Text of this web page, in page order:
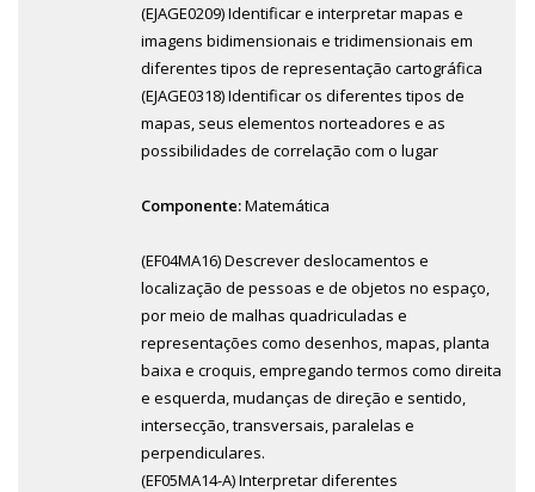
(EJAGE0209) Identificar e interpretar mapas e
imagens bidimensionais e tridimensionais em
diferentes tipos de representação cartográfica
(EJAGE0318) Identificar os diferentes tipos de
mapas, seus elementos norteadores e as
possibilidades de correlação com o lugar
Componente:Matemática
(EF04MA16) Descrever deslocamentos e
localização de pessoas e de objetos no espaço,
por meio de malhas quadriculadas e
representações como desenhos, mapas, planta
baixa e croquis, empregando termos como direita
e esquerda, mudanças de direção e sentido,
intersecção, transversais, paralelas e
perpendiculares.
(EF05MA14-A) Interpretar diferentes